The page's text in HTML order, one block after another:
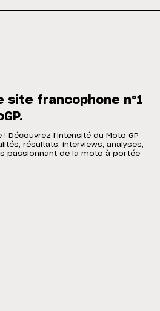
site francophone n°1
! Découvrez l'intensité du Moto GP
résultats, interviews, analyses,
passionnant de la moto à portée